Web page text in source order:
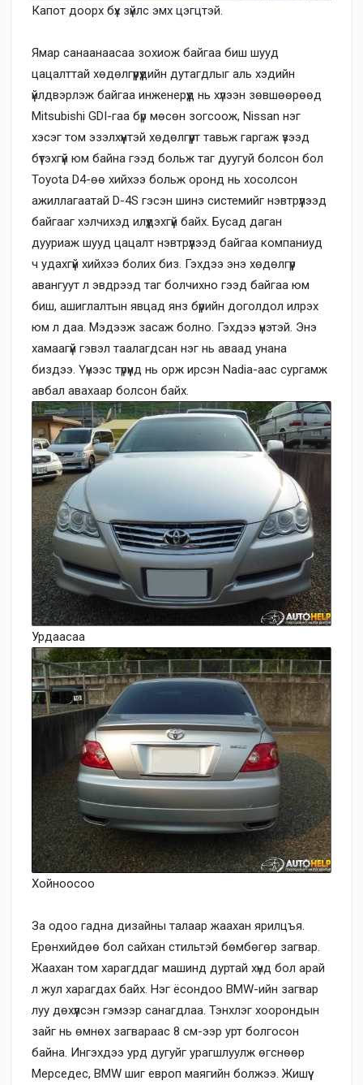
Капот доорх бүх зүйлс эмх цэгцтэй.
Ямар санаанаасаа зохиож байгаа биш шууд
цацалттай хөдөлгүүрүүдийн дутагдлыг аль хэдийн
үйлдвэрлэж байгаа инженерүүд нь хүлээн зөвшөөрөөд
Mitsubishi GDI-гаа бүр мөсөн зогсоож, Nissan нэг
хэсэг том эзэлхүүнтэй хөдөлгүүрт тавьж гаргаж үзээд
бүтэхгүй юм байна гээд больж таг дуугуй болсон бол
Toyota D4-өө хийхээ больж оронд нь хосолсон
ажиллагаатай D-4S гэсэн шинэ системийг нэвтрүүлээд
байгааг хэлчихэд илүүдэхгүй байх. Бусад даган
дууриаж шууд цацалт нэвтрүүлээд байгаа компаниуд
ч удахгүй хийхээ болих биз. Гэхдээ энэ хөдөлгүүр
авангуут л эвдрээд таг болчихно гээд байгаа юм
биш, ашиглалтын явцад янз бүрийн доголдол илрэх
юм л даа. Мэдээж засаж болно. Гэхдээ үнэтэй. Энэ
хамаагүй гэвэл таалагдсан нэг нь аваад унана
биздээ. Үүнээс түрүүнд нь орж ирсэн Nadia-аас сургамж
авбал авахаар болсон байх.
Урдаасаа
Хойноосоо
За одоо гадна дизайны талаар жаахан ярилцъя.
Ерөнхийдөө бол сайхан стильтэй бөмбөгөр загвар.
Жаахан том харагддаг машинд дуртай хүнд бол арай
л жул харагдах байх. Нэг ёсондоо BMW-ийн загвар
луу дөхүүлсэн гэмээр санагдлаа. Тэнхлэг хоорондын
зайг нь өмнөх загвараас 8 см-ээр урт болгосон
байна. Ингэхдээ урд дугуйг урагшлуулж өгснөөр
Мерседес, BMW шиг еврoп маягийн болжээ. Жишүү